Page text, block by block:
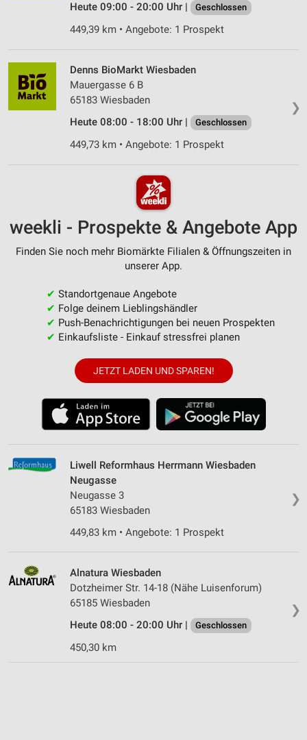
Heute 09:00 - 20:00 Uhr |
Geschlossen
449,39 km • Angebote: 1 Prospekt
❯
Denns BioMarkt Wiesbaden
Mauergasse 6 B
65183 Wiesbaden
Heute 08:00 - 18:00 Uhr |
Geschlossen
449,73 km • Angebote: 1 Prospekt
weekli - Prospekte & Angebote App
Finden Sie noch mehr Biomärkte Filialen & Öffnungszeiten in
unserer App.
✔ Standortgenaue Angebote
✔ Folge deinem Lieblingshändler
✔ Push-Benachrichtigungen bei neuen Prospekten
✔ Einkaufsliste - Einkauf stressfrei planen
JETZT LADEN UND SPAREN!
❯
Liwell Reformhaus Herrmann Wiesbaden
Neugasse
Neugasse 3
65183 Wiesbaden
449,83 km • Angebote: 1 Prospekt
❯
Alnatura Wiesbaden
Dotzheimer Str. 14-18 (Nähe Luisenforum)
65185 Wiesbaden
Heute 08:00 - 20:00 Uhr |
Geschlossen
450,30 km